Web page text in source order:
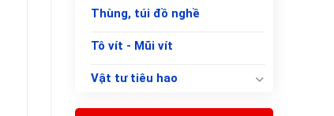
Thùng, túi đồ nghề
Tô vít - Mũi vít
Vật tư tiêu hao